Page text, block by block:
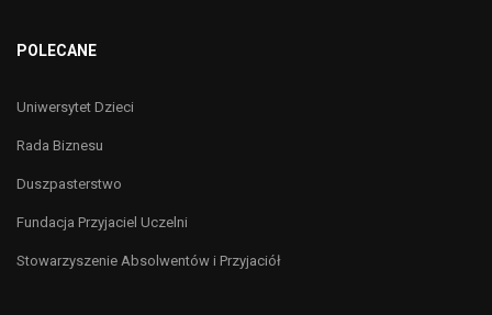
POLECANE
Uniwersytet Dzieci
Rada Biznesu
Duszpasterstwo
Fundacja Przyjaciel Uczelni
Stowarzyszenie Absolwentów i Przyjaciół